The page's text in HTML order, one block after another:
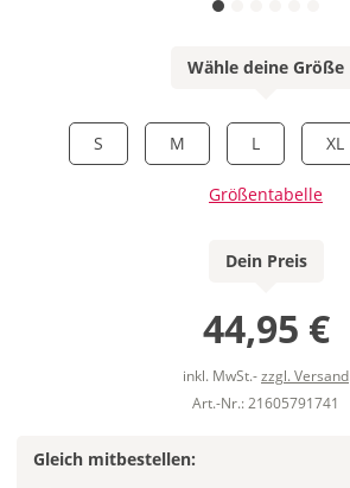
Wähle deine Größe
S M L XL
Größentabelle
Dein Preis
44,95 €
inkl. MwSt.-zzgl. Versand
Art.-Nr.: 21605791741
Gleich mitbestellen: